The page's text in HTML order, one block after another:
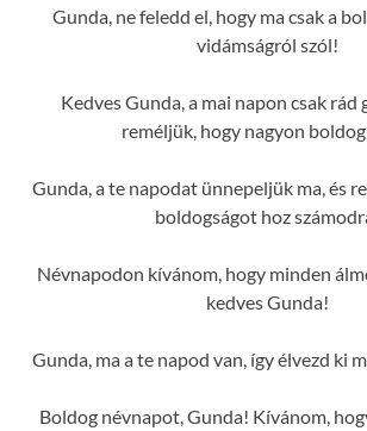
Gunda, ne feledd el, hogy ma csak a
vidámságról szól!
Kedves Gunda, a mai napon csak rád
reméljük, hogy nagyon
Gunda, a te napodat ünnepeljük ma, és
boldogságot hoz
Névnapodon kívánom, hogy minden
kedves Gunda!
Gunda, ma a te napod van, így élvezd ki
Boldog névnapot, Gunda! Kívánom,